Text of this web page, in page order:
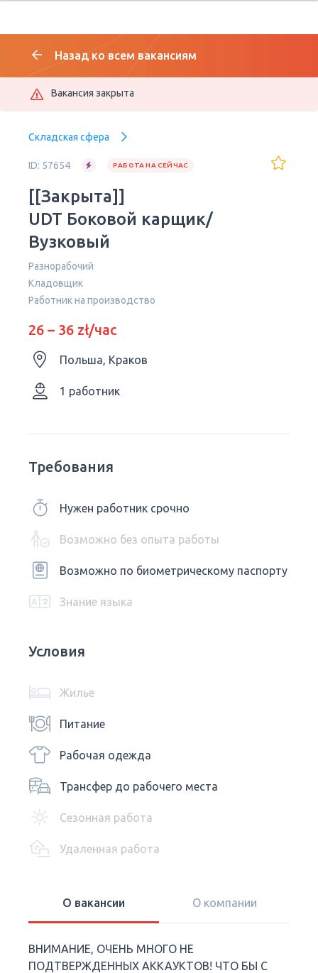
Назад ко всем вакансиям
Вакансия закрыта
Складская сфера
ID: 57654 РАБОТА НА СЕЙЧАС
[[Закрыта]]
UDT Боковой карщик/
Вузковый
Разнорабочий
Кладовщик
Работник на производство
26 – 36 zł/час
Польша, Краков
1 работник
Требования
Нужен работник срочно
Возможно без опыта работы
Возможно по биометрическому паспорту
Знание языка
Условия
Жилье
Питание
Рабочая одежда
Трансфер до рабочего места
Сезонная работа
Удаленная работа
О вакансии О компании
ВНИМАНИЕ, ОЧЕНЬ МНОГО НЕ
ПОДТВЕРЖДЕННЫХ АККАУКТОВ! ЧТО БЫ С